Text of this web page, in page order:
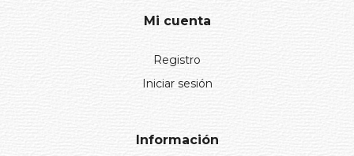
Mi cuenta
Registro
Iniciar sesión
Información